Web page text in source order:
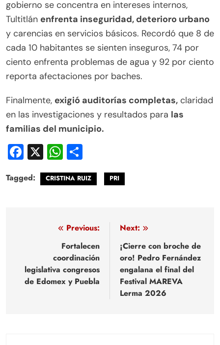
gobierno se concentra en intereses internos,
Tultitlán enfrenta inseguridad, deterioro urbano
y carencias en servicios básicos. Recordó que 8 de
cada 10 habitantes se sienten inseguros, 74 por
ciento enfrenta problemas de agua y 92 por ciento
reporta afectaciones por baches.
Finalmente, exigió auditorías completas, claridad
en las investigaciones y resultados para las
familias del municipio.
Facebook
X WhatsApp
Tagged: CRISTINA RUIZ PRI
Navegación
entradas
Previous:
Fortalecen
coordinación
legislativa congresos
de Edomex y Puebla
Next:
¡Cierre con broche de
oro! Pedro Fernández
engalana el final del
Festival MAREVA
Lerma 2026